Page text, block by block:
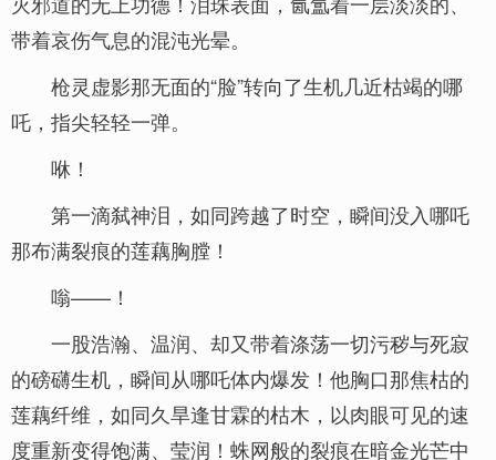
带着哀伤气息的混沌光晕。
枪灵虚影那无面的“脸”转向了生机几近枯竭的哪
吒，指尖轻轻一弹。
咻！
第一滴弑神泪，如同跨越了时空，瞬间没入哪吒
那布满裂痕的莲藕胸膛！
嗡——！
一股浩瀚、温润、却又带着涤荡一切污秽与死寂
的磅礴生机，瞬间从哪吒体内爆发！他胸口那焦枯的
莲藕纤维，如同久旱逢甘霖的枯木，以肉眼可见的速
度重新变得饱满、莹润！蛛网般的裂痕在暗金光芒中